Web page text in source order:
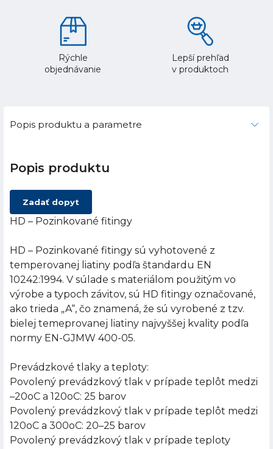
Rýchle
objednávanie
Lepší prehľad
v produktoch
Popis produktu a parametre
Popis produktu
Zadať dopyt
HD – Pozinkované fitingy
HD – Pozinkované fitingy sú vyhotovené z
temperovanej liatiny podľa štandardu EN
10242:1994. V súlade s materiálom použitým vo
výrobe a typoch závitov, sú HD fitingy označované,
ako trieda „A“, čo znamená, že sú vyrobené z tzv.
bielej temeprovanej liatiny najvyššej kvality podľa
normy EN-GJMW 400-05.
Prevádzkové tlaky a teploty:
Povolený prevádzkový tlak v prípade teplôt medzi
–20oC a 120oC: 25 barov
Povolený prevádzkový tlak v prípade teplôt medzi
120oC a 300oC: 20–25 barov
Povolený prevádzkový tlak v prípade teploty